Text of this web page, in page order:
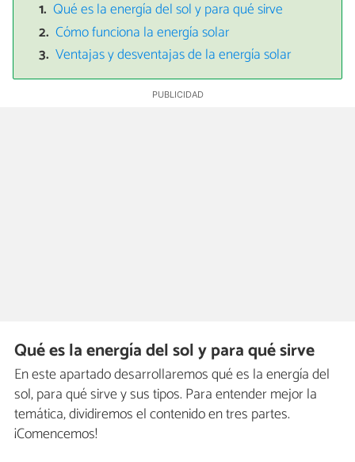
Qué es la energía del sol y para qué sirve
Cómo funciona la energía solar
Ventajas y desventajas de la energía solar
Qué es la energía del sol y para qué sirve
En este apartado desarrollaremos qué es la energía del
sol, para qué sirve y sus tipos. Para entender mejor la
temática, dividiremos el contenido en tres partes.
¡Comencemos!